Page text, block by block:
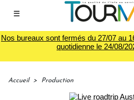
☰
Nos bureaux sont fermés du 27/07 au
quotidienne le 24/08/
Accueil > Production